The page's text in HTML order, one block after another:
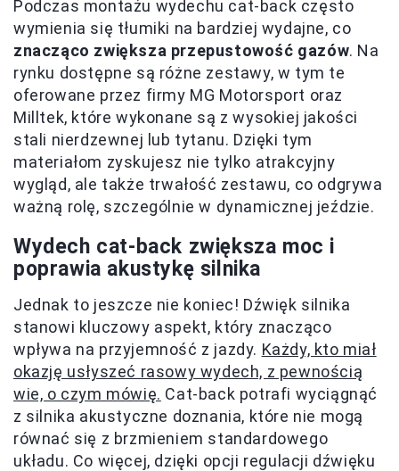
Podczas montażu wydechu cat-back często
wymienia się tłumiki na bardziej wydajne, co
znacząco zwiększa przepustowość gazów. Na
rynku dostępne są różne zestawy, w tym te
oferowane przez firmy MG Motorsport oraz
Milltek, które wykonane są z wysokiej jakości
stali nierdzewnej lub tytanu. Dzięki tym
materiałom zyskujesz nie tylko atrakcyjny
wygląd, ale także trwałość zestawu, co odgrywa
ważną rolę, szczególnie w dynamicznej jeździe.
Wydech cat-back zwiększa moc i
poprawia akustykę silnika
Jednak to jeszcze nie koniec! Dźwięk silnika
stanowi kluczowy aspekt, który znacząco
wpływa na przyjemność z jazdy. Każdy, kto miał
okazję usłyszeć rasowy wydech, z pewnością
wie, o czym mówię. Cat-back potrafi wyciągnąć
z silnika akustyczne doznania, które nie mogą
równać się z brzmieniem standardowego
układu. Co więcej, dzięki opcji regulacji dźwięku